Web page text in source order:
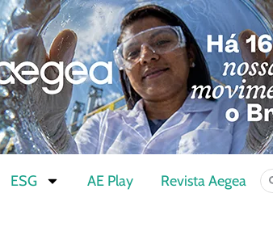
ESG AE Play Revista Aegea